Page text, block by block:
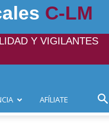
C-LM
Y VIGILANTES
AFÍLIATE